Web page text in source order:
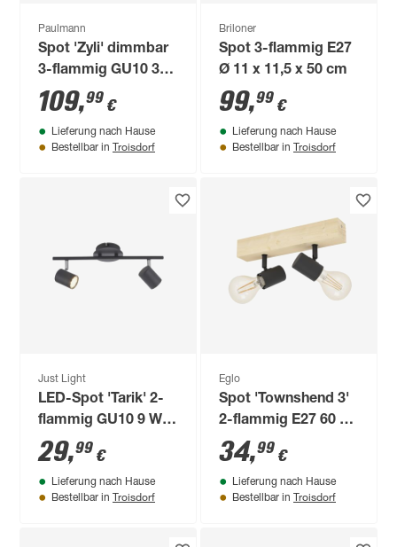
Paulmann
Spot 'Zyli' dimmbar
3-flammig GU10 30
W 60 x 11 x 7 cm
109,99 €
Lieferung nach Hause
Bestellbar in Troisdorf
Briloner
Spot 3-flammig E27
Ø 11 x 11,5 x 50 cm
99,99 €
Lieferung nach Hause
Bestellbar in Troisdorf
Just Light
LED-Spot 'Tarik' 2-
flammig GU10 9 W
360 lm warmweiß
40,4 x 16 x 11 cm
29,99 €
Lieferung nach Hause
Bestellbar in Troisdorf
Eglo
Spot 'Townshend 3'
2-flammig E27 60 W
Ø 5 cm
34,99 €
Lieferung nach Hause
Bestellbar in Troisdorf